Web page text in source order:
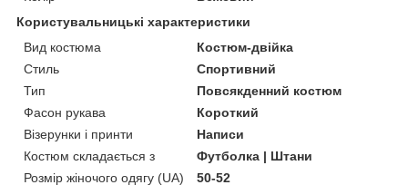
Користувальницькі характеристики
Вид костюма
Костюм-двійка
Стиль
Спортивний
Тип
Повсякденний костюм
Фасон рукава
Короткий
Візерунки і принти
Написи
Костюм складається з
Футболка | Штани
Розмір жіночого одягу (UA)
50-52